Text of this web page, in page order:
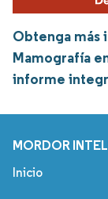
Obtenga más
Mamografía
informe
MORDOR
Inicio